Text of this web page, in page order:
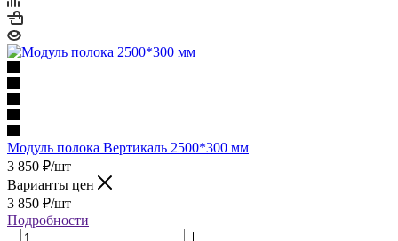
Модуль полока Вертикаль 2500*300 мм
3 850 ₽/шт
Варианты цен
3 850 ₽/шт
Подробности